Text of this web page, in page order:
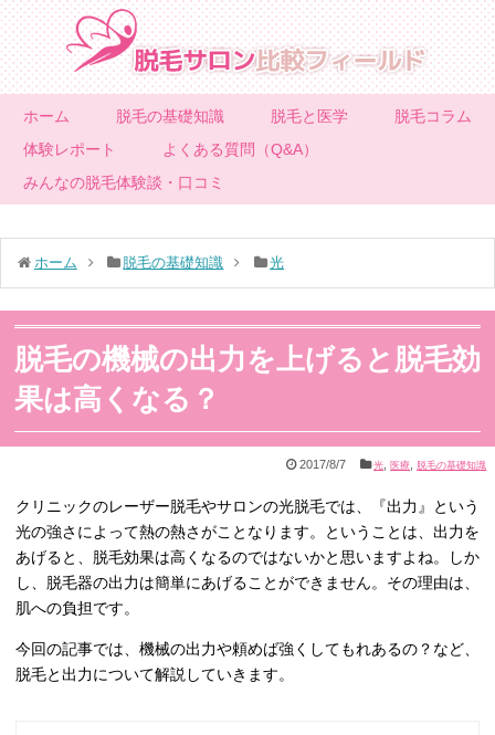
ホーム 脱毛の基礎知識 脱毛と医学
脱毛コラム
体験レポート
よくある質問（Q&A）
みんなの脱毛体験談・口コミ
ホーム 脱毛の基礎知識 光
脱毛の機械の出力を上げると脱毛効
果は高くなる？
2017/8/7 光 ,医療 脱毛の基礎知識
クリニックのレーザー脱毛やサロンの光脱毛では、『出力』という
光の強さによって熱の熱さがことなります。ということは、出力を
あげると、脱毛効果は高くなるのではないかと思いますよね。しか
し、脱毛器の出力は簡単にあげることができません。その理由は、
肌への負担です。
今回の記事では、機械の出力や頼めば強くしてもれあるの？など、
脱毛と出力について解説していきます。